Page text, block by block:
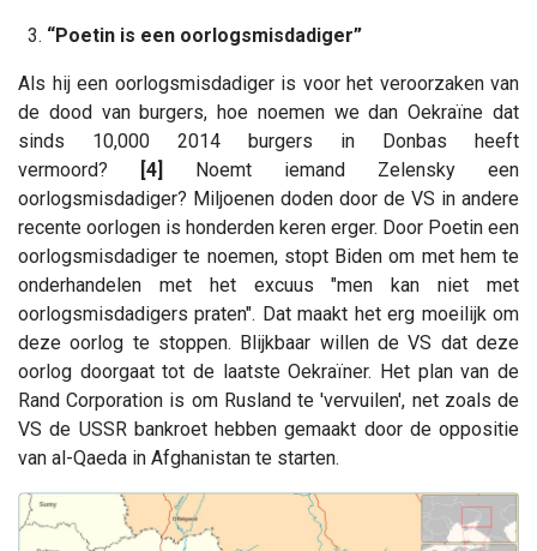
3. “Poetin is een oorlogsmisdadiger”
Als hij een oorlogsmisdadiger is voor het veroorzaken van
de dood van burgers, hoe noemen we dan Oekraïne dat
sinds 10,000 2014 burgers in Donbas heeft
vermoord?
[4]
Noemt iemand Zelensky een
oorlogsmisdadiger? Miljoenen doden door de VS in andere
recente oorlogen is honderden keren erger. Door Poetin een
oorlogsmisdadiger te noemen, stopt Biden om met hem te
onderhandelen met het excuus "men kan niet met
oorlogsmisdadigers praten". Dat maakt het erg moeilijk om
deze oorlog te stoppen. Blijkbaar willen de VS dat deze
oorlog doorgaat tot de laatste Oekraïner. Het plan van de
Rand Corporation is om Rusland te 'vervuilen', net zoals de
VS de USSR bankroet hebben gemaakt door de oppositie
van al-Qaeda in Afghanistan te starten.